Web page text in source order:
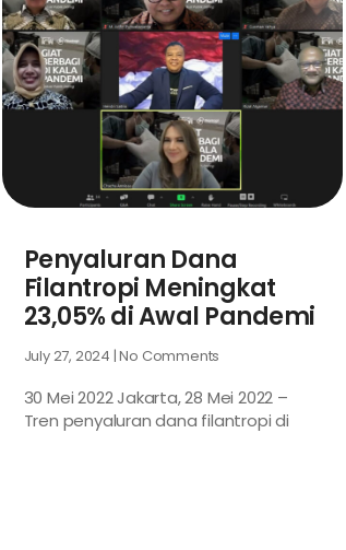
Penyaluran Dana
Filantropi Meningkat
23,05% di Awal Pandemi
July 27, 2024 No Comments
30 Mei 2022 Jakarta, 28 Mei 2022 –
Tren penyaluran dana filantropi di